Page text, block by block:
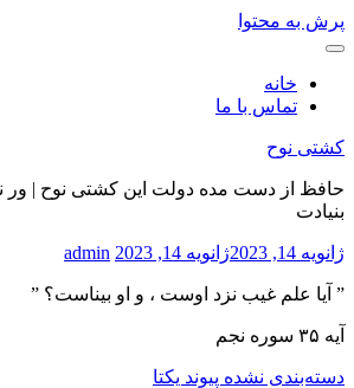
پرش به محتوا
خانه
تماس با ما
کشتی نوح
حافظ از دست مده دولت این کشتی نوح | ور
بنیادت
ژانویه 14, 2023 ژانویه 14, 2023 admin
” آیا علم غیب نزد اوست ، و او بیناست؟ ”
آیه ۳۵ سوره نجم
دسته‌بندی نشده پیوند یکتا